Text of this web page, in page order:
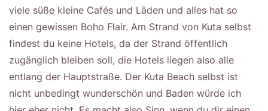
viele süße kleine Cafés und Läden und alles hat so
einen gewissen Boho Flair. Am Strand von Kuta selbst
findest du keine Hotels, da der Strand öffentlich
zugänglich bleiben soll, die Hotels liegen also alle
entlang der Hauptstraße. Der Kuta Beach selbst ist
nicht unbedingt wunderschön und Baden würde ich